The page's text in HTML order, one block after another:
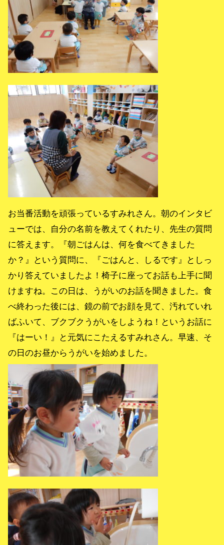
お当番活動を頑張っているすみれさん。朝のインタビ
ューでは、自分の名前を教えてくれたり、先生の質問
に答えます。『朝ごはんは、何を食べてきました
か？』という質問に、『ごはんと、しるです』としっ
かり答えていましたよ！椅子に座ってお話も上手に聞
けますね。この日は、うがいのお話を聞きました。食
べ終わった後には、鏡の前でお顔を見て、汚れていれ
ばふいて、ブクブクうがいをしようね！というお話に
『はーい！』と元気にこたえるすみれさん。早速、そ
の日のお昼からうがいを始めました。